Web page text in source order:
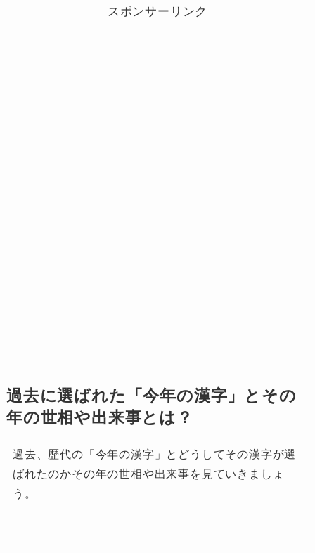
スポンサーリンク
過去に選ばれた 「今年の漢字」
とその
年の世相や出来事とは？
過去、歴代の「今年の漢字」とどうしてその漢字が選
ばれたのかその年の世相や出来事を見ていきましょ
う。